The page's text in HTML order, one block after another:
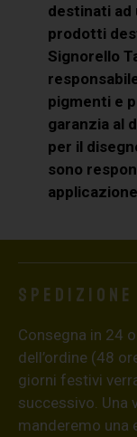
destinati ad
prodotti
Signorello
pigmenti e
garanzia al
per il
sono
Spedizione
Consegna in 24
dell’ordine (48
giorni festivi
successivo. Una
manderemo una